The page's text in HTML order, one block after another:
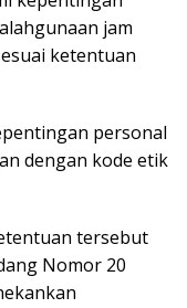
jam
ketentuan
personal
dengan kode etik
tersebut
Nomor 20